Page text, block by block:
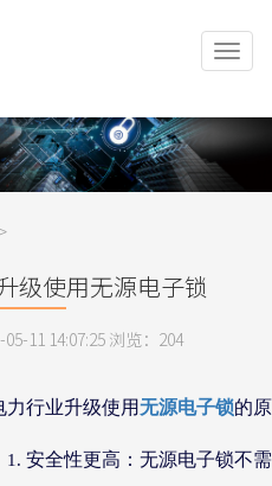
>
级使用无源电子锁
11 14:07:25 浏览： 204
力行业升级使用无源电子锁的
安全性更高：无源电子锁不